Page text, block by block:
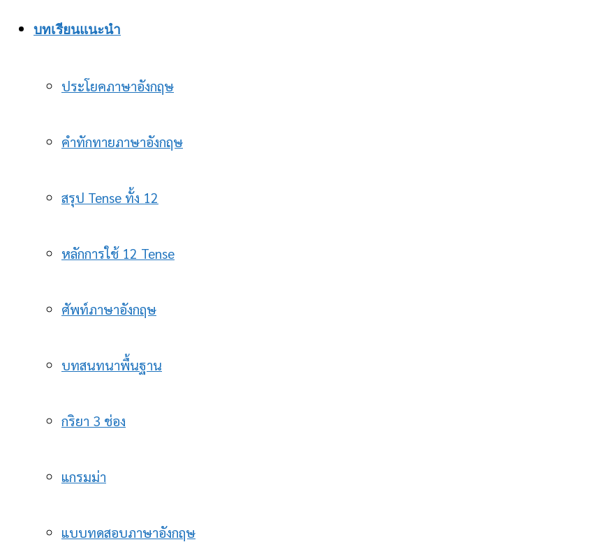
บทเรียนแนะนำ
ประโยคภาษาอังกฤษ
คำทักทายภาษาอังกฤษ
สรุป Tense ทั้ง 12
หลักการใช้ 12 Tense
ศัพท์ภาษาอังกฤษ
บทสนทนาพื้นฐาน
กริยา 3 ช่อง
แกรมม่า
แบบทดสอบภาษาอังกฤษ